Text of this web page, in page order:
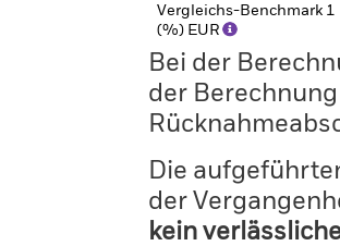
Vergleichs-Benchmark 1
(%) EUR
Bei der
der
Die
der
kein